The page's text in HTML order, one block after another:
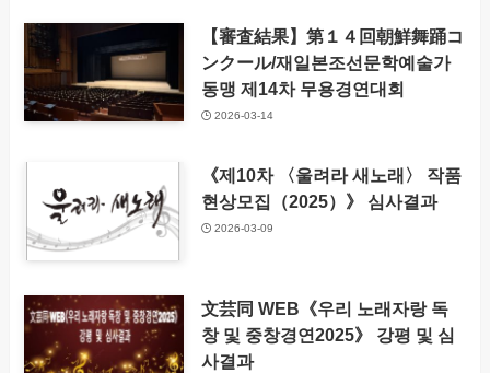
【審査結果】第１４回朝鮮舞踊コ
ンクール/재일본조선문학예술가
동맹 제14차 무용경연대회
2026-03-14
《제10차 〈울려라 새노래〉 작품
현상모집（2025）》 심사결과
2026-03-09
文芸同 WEB《우리 노래자랑 독
창 및 중창경연2025》 강평 및 심
사결과